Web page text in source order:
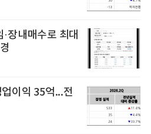
장내매수로 최대
이익 35억...전